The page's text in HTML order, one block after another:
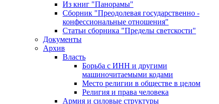
Из книг "Панорамы"
Сборник "Преодолевая государственно -
конфессиональные отношения"
Статьи сборника "Пределы светскости"
Документы
Архив
Власть
Борьба с ИНН и другими
машиночитаемыми кодами
Место религии в обществе в целом
Религия и права человека
Армия и силовые структуры